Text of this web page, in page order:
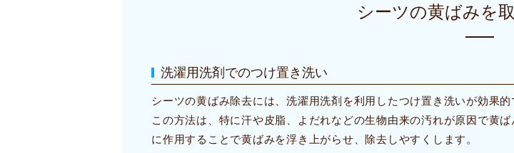
シーツの黄ばみを
洗濯用洗剤でのつけ置き洗い
シーツの黄ばみ除去には、洗濯用洗剤を利用したつけ置き洗いが効果的
この方法は、特に汗や皮脂、よだれなどの生物由来の汚れが原因で黄
に作用することで黄ばみを浮き上がらせ、除去しやすくします。